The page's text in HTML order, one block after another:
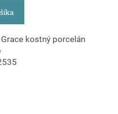
kostný porcelán